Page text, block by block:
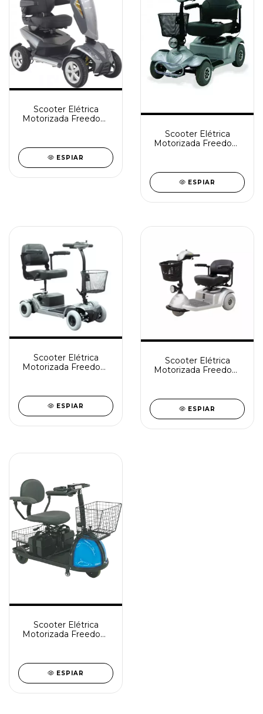
Scooter Elétrica
Motorizada Freedom
ESPIAR
Scooter Elétrica
Motorizada Freedom
ESPIAR
Scooter Elétrica
Motorizada Freedom
ESPIAR
Scooter Elétrica
Motorizada Freedom
ESPIAR
Scooter Elétrica
Motorizada Freedom
ESPIAR